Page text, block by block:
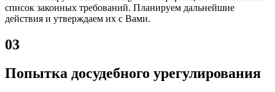
список законных требований. Планируем дальнейшие
действия и утверждаем их с Вами.
03
Попытка досудебного урегулирования